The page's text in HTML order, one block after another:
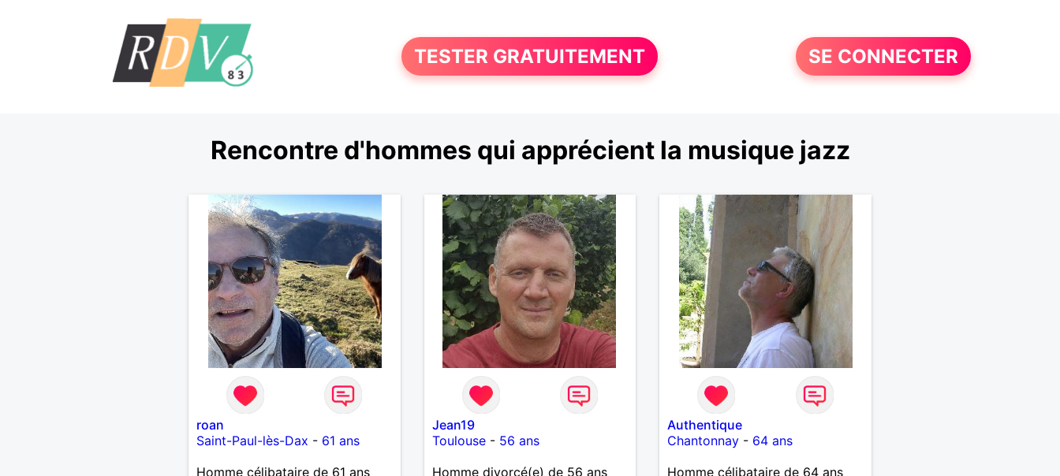
TESTER GRATUITEMENT SE CONNECTER
Rencontre d'hommes qui apprécient la musique jazz
roan
Saint-Paul-lès-Dax - 61 ans
Homme célibataire de 61 ans
Jean19
Toulouse- 56 ans
Homme divorcé(e) de 56 ans
Authentique
Chantonnay - 64 ans
Homme célibataire de 64 ans